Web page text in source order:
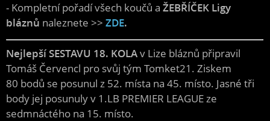
- Kompletní pořadí všech koučů a ŽEBŘÍČEK Ligy
bláznů naleznete >> ZDE.
Nejlepší SESTAVU 18. KOLAv Lize bláznů připravil
Tomáš Červencl pro svůj tým Tomket21. Ziskem
80 bodů se posunul z 52. místa na 45. místo. Jasné tři
body jej posunuly v 1.LB PREMIER LEAGUE ze
sedmnáctého na 15. místo.